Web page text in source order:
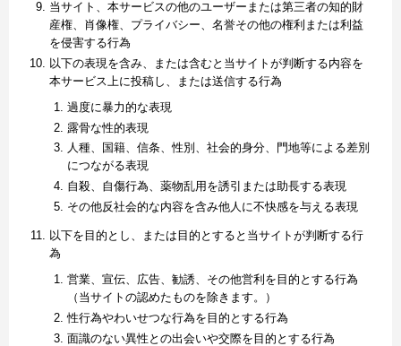
当サイト、本サービスの他のユーザーまたは第三者の知的財
産権、肖像権、プライバシー、名誉その他の権利または利益
を侵害する行為
以下の表現を含み、または含むと当サイトが判断する内容を
本サービス上に投稿し、または送信する行為
過度に暴力的な表現
露骨な性的表現
人種、国籍、信条、性別、社会的身分、門地等による差別
につながる表現
自殺、自傷行為、薬物乱用を誘引または助長する表現
その他反社会的な内容を含み他人に不快感を与える表現
以下を目的とし、または目的とすると当サイトが判断する行
為
営業、宣伝、広告、勧誘、その他営利を目的とする行為
（当サイトの認めたものを除きます。）
性行為やわいせつな行為を目的とする行為
面識のない異性との出会いや交際を目的とする行為